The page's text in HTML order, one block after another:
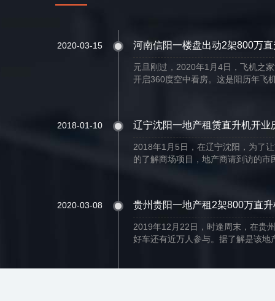
2020-03-15 河南信阳一楼盘出动2架800万
元旦刚过，2020年1月4日，飞机之
开启360度空中看房。这是阳历年飞
2018-01-10 辽宁沈阳一地产租赁直升机开业
2018年1月5日，在辽宁沈阳，为了
的了解商场项目，地产商请到访的市
2020-03-08 贵州贵阳一地产租2架800万直
2019年12月22日，时逢周末，在贵
好车还有近万人参与。据了解是该地